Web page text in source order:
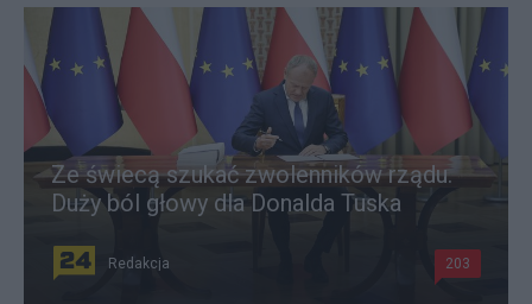
Ze świecą szukać zwolenników rządu.
Duży ból głowy dla Donalda Tuska
Redakcja 203